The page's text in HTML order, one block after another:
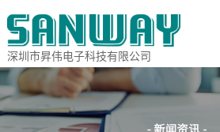
深圳市昇伟电子科技有限公司